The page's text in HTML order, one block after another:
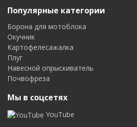
Популярные категории
Борона для мотоблока
Окучник
Картофелесажалка
Плуг
Навесной опрыскиватель
Почвофреза
Мы в соцсетях
YouTube